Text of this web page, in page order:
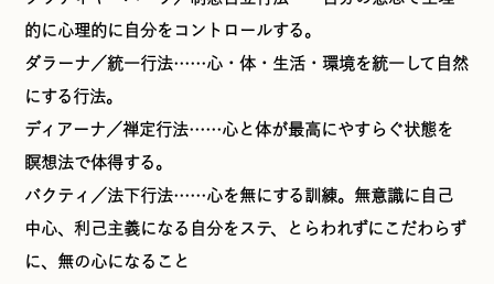
的に心理的に自分をコントロールする。
ダラーナ／統一行法……心・体・生活・環境を統一して自然
にする行法。
ディアーナ／禅定行法……心と体が最高にやすらぐ状態を
瞑想法で体得する。
バクティ／法下行法……心を無にする訓練。無意識に自己
中心、利己主義になる自分をステ、とらわれずにこだわらず
に、無の心になること